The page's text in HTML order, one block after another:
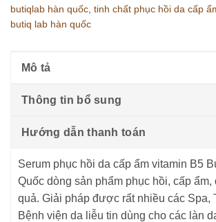
butiqlab hàn quốc tinh chất phục hồi da cấp
butiq lab hàn quốc
Mô tả
Thông tin bổ sung
Hướng dẫn thanh toán
Serum phục hồi da cấp ẩm vitamin B5
Quốc dòng sản phẩm phục hồi, cấp
quả. Giải pháp được rất nhiều các Spa,
Bệnh viện da liễu tin dùng cho các làn